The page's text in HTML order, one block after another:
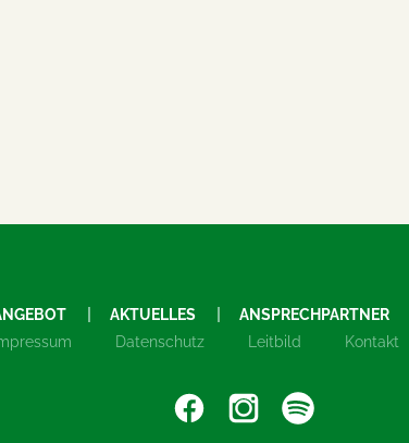
AKTUELLES ANSPRECHPARTNER
Datenschutz Leitbild Kontakt